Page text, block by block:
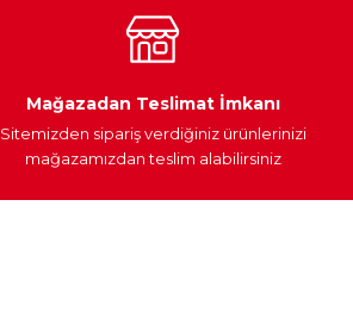
Yedek Parça
Mağazadan Teslimat İmkanı
Sitemizden sipariş verdiğiniz ürünlerinizi
mağazamızdan teslim alabilirsiniz